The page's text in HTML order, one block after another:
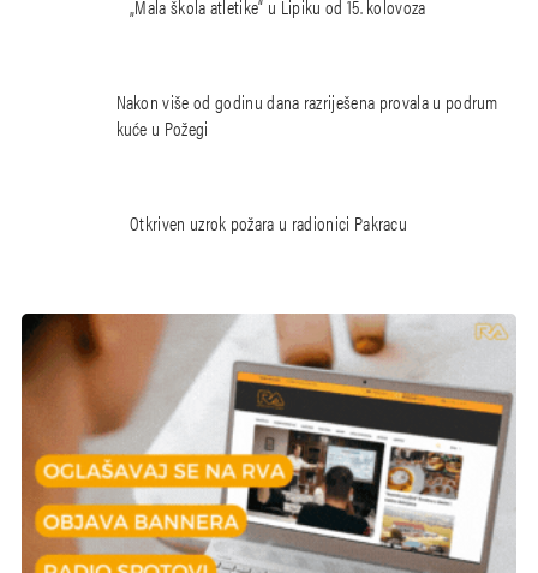
„Mala škola atletike“ u Lipiku od 15. kolovoza
Nakon više od godinu dana razriješena provala u podrum
kuće u Požegi
Otkriven uzrok požara u radionici Pakracu